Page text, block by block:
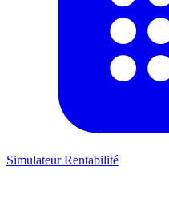
Simulateur Rentabilité